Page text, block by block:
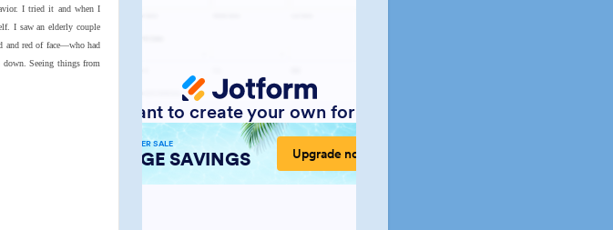
I tried it and when I
I saw an elderly couple
and red of face—who had
Seeing things from